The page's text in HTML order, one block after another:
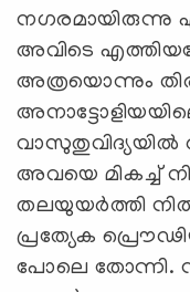
നഗരമായിരുന്നു
അവിടെ
അത്രയൊന്നും
വാസുതുവിദ്യയില്‍
അവയെ മികച്ച്
തലയുയർത്തി
പ്രത്യേക
പോലെ തോന്നി.